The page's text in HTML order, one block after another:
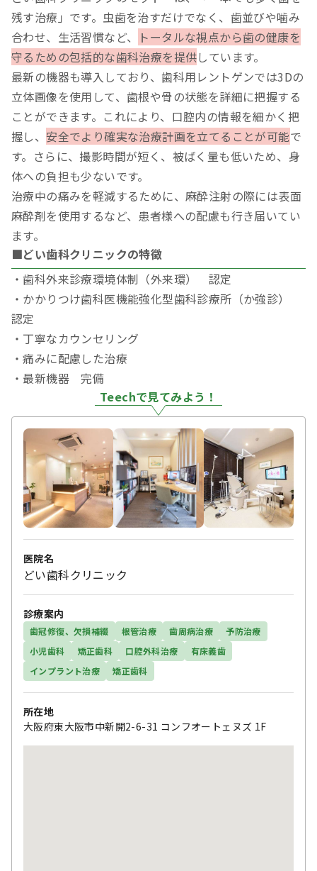
残す治療」です。虫歯を治すだけでなく、歯並びや噛み
合わせ、生活習慣など、
トータルな視点から歯の健康を
守るための包括的な歯科治療を提供しています。
最新の機器も導入しており、歯科用レントゲンでは3Dの
立体画像を使用して、歯根や骨の状態を詳細に把握する
ことができます。これにより、口腔内の情報を細かく把
握し、 安全でより確実な治療計画を立てることが可能で
す。さらに、撮影時間が短く、被ばく量も低いため、身
体への負担も少ないです。
治療中の痛みを軽減するために、麻酔注射の際には表面
麻酔剤を使用するなど、患者様への配慮も行き届いてい
ます。
■どい歯科クリニックの特徴
・歯科外来診療環境体制（外来環） 認定
・かかりつけ歯科医機能強化型歯科診療所（か強診）
認定
・丁寧なカウンセリング
・痛みに配慮した治療
・最新機器 完備
Teechで見てみよう！
医院名
どい歯科クリニック
診療案内
歯冠修復、欠損補綴 根管治療 歯周病治療
予防治療
小児歯科
矯正歯科 口腔外科治療
有床義歯
インプラント治療
矯正歯科
所在地
大阪府東大阪市中新開2-6-31 コンフオートェヌズ 1F